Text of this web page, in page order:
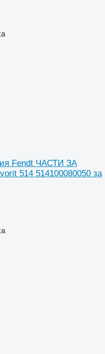
Fendt ЧАСТИ ЗА
514 514100080050 за